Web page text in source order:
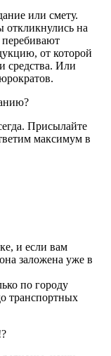
или смету.
откликнулись на
от которой
средства. Или
Присылайте
максимум в
и если вам
заложена уже в
по городу
транспортных